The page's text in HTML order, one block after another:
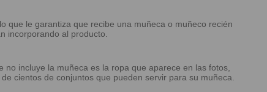
que le garantiza que recibe una muñeca o muñeco recién
incorporando al producto.
incluye la muñeca es la ropa que aparece en las fotos,
cientos de conjuntos que pueden servir para su muñeca.